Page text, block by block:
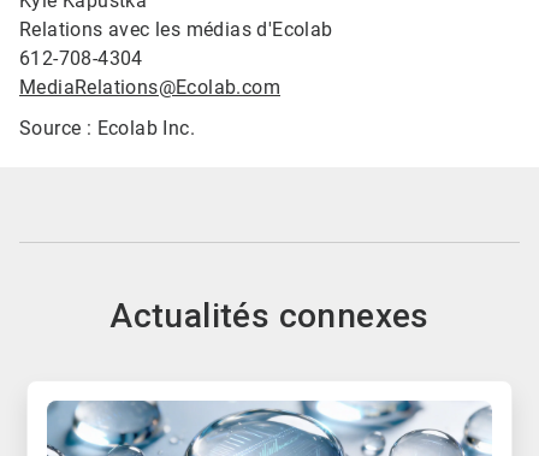
Relations avec les médias d'Ecolab
612-708-4304
MediaRelations@Ecolab.com
Source : Ecolab Inc.
Actualités connexes